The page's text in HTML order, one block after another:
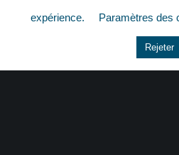
Non classé
expérience.
Paramètres des
Rejeter